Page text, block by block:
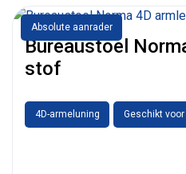
Absolute aanrader
Bureaustoel
stof
4D-armeluning Geschikt